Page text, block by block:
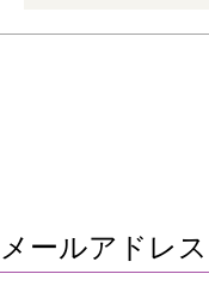
メールアドレ